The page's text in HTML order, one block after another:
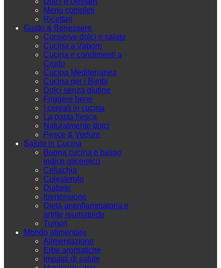
Menu completi
Ricettari
Gusto & Benessere
Conserve dolci e salate
Cucina a Vapore
Cucina e condimenti a
Crudo
Cucina Mediterranea
Cucina per i Bimbi
Dolci senza glutine
Friggere bene
I cereali in cucina
La pasta fresca
Naturalmente dolci
Pesce & Vedure
Salute in Cucina
Buona cucina e basso
indice glicemico
Celiachia
Colesterolo
Diabete
Ipertensione
Dieta antinfiammatoria e
artrite reumatoide
Tumori
Mondo alimentare
Alimentazione
Erbe aromatiche
Impasti di salute